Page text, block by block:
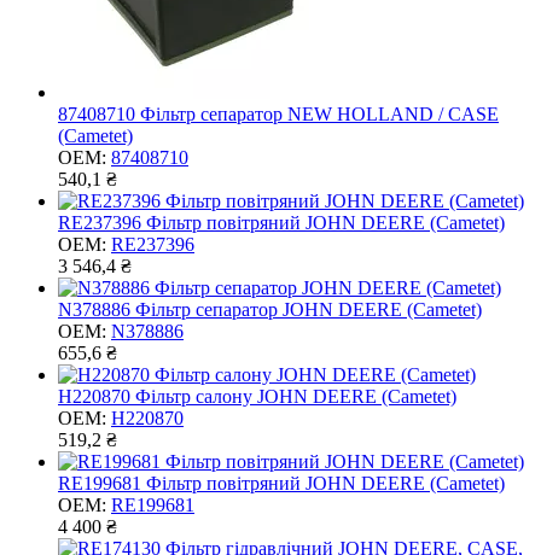
87408710 Фільтр сепаратор NEW HOLLAND / CASE
(Cametet)
OEM: 87408710
540,1 ₴
RE237396 Фільтр повітряний JOHN DEERE (Cametet)
OEM: RE237396
3 546,4 ₴
N378886 Фільтр сепаратор JOHN DEERE (Cametet)
OEM: N378886
655,6 ₴
H220870 Фільтр салону JOHN DEERE (Cametet)
OEM: H220870
519,2 ₴
RE199681 Фільтр повітряний JOHN DEERE (Cametet)
OEM: RE199681
4 400 ₴